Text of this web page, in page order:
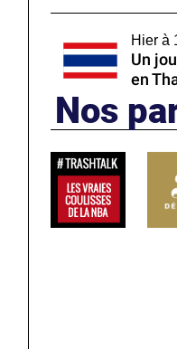
Hier à
Un
en
Nos